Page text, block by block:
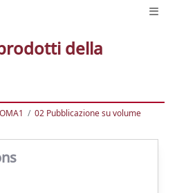
della
02 Pubblicazione su volume